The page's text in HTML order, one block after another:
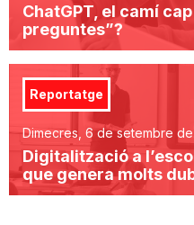
ChatGPT, el camí
preguntes”?
Reportatge
Dimecres, 6 de setembre
Digitalització a
que genera molts